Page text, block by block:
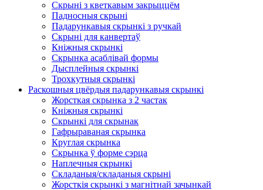
Скрыні з кветкавым закрыццём
Падносныя скрыні
Падарункавыя скрынкі з ручкай
Скрыні для канвертаў
Кніжныя скрынкі
Скрынка асаблівай формы
Дысплейныя скрынкі
Трохкутныя скрынкі
Раскошныя цвёрдыя падарункавыя скрынкі
Жорсткая скрынка з 2 частак
Кніжныя скрынкі
Скрынкі для скрынак
Гафрыраваная скрынка
Круглая скрынка
Скрынка ў форме сэрца
Наплечныя скрынкі
Складаныя/складаныя скрыні
Жорсткія скрынкі з магнітнай зачынкай